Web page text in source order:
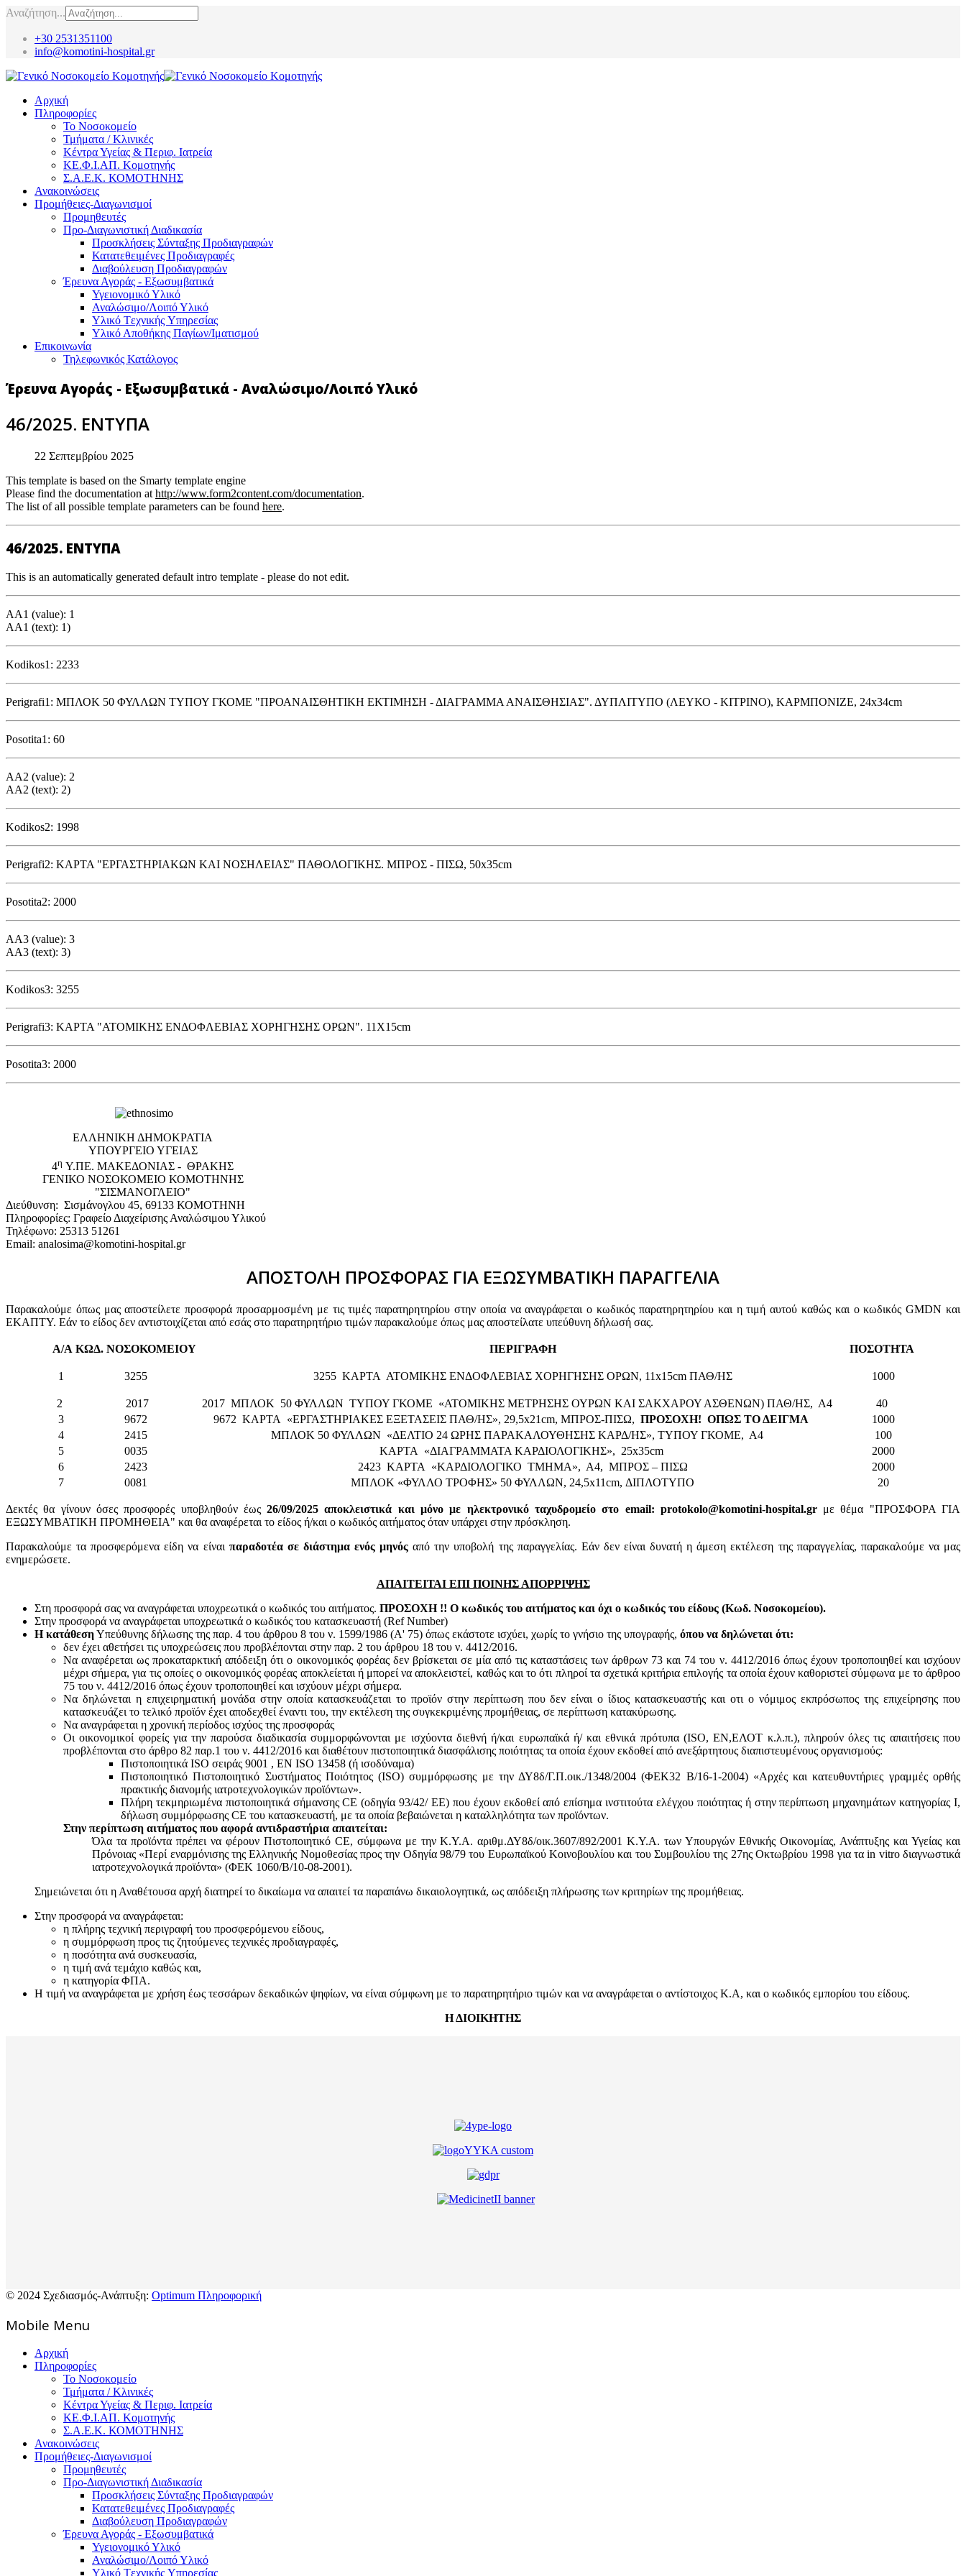
Αναζήτηση...
+30 2531351100
info@komotini-hospital.gr
Αρχική
Πληροφορίες
Το Νοσοκομείο
Τμήματα / Κλινικές
Κέντρα Υγείας & Περιφ. Ιατρεία
ΚΕ.Φ.Ι.ΑΠ. Κομοτηνής
Σ.Α.Ε.Κ. ΚΟΜΟΤΗΝΗΣ
Ανακοινώσεις
Προμήθειες-Διαγωνισμοί
Προμηθευτές
Προ-Διαγωνιστική Διαδικασία
Προσκλήσεις Σύνταξης Προδιαγραφών
Κατατεθειμένες Προδιαγραφές
Διαβούλευση Προδιαγραφών
Έρευνα Αγοράς - Εξωσυμβατικά
Υγειονομικό Υλικό
Αναλώσιμο/Λοιπό Υλικό
Υλικό Tεχνικής Yπηρεσίας
Υλικό Αποθήκης Παγίων/Ιματισμού
Επικοινωνία
Τηλεφωνικός Κατάλογος
Έρευνα Αγοράς - Εξωσυμβατικά - Αναλώσιμο/Λοιπό Υλικό
46/2025. ΕΝΤΥΠΑ
22 Σεπτεμβρίου 2025
This template is based on the Smarty template engine
Please find the documentation at http://www.form2content.com/documentation.
The list of all possible template parameters can be found here.
46/2025. ΕΝΤΥΠΑ
This is an automatically generated default intro template - please do not edit.
AA1 (value): 1
AA1 (text): 1)
Kodikos1: 2233
Perigrafi1: ΜΠΛΟΚ 50 ΦΥΛΛΩΝ ΤΥΠΟΥ ΓΚΟΜΕ "ΠΡΟΑΝΑΙΣΘΗΤΙΚΗ ΕΚΤΙΜΗΣΗ - ΔΙΑΓΡΑΜΜΑ ΑΝΑΙΣΘΗΣΙΑΣ". ΔΥΠΛΙΤΥΠΟ (ΛΕΥΚΟ - ΚΙΤΡΙΝΟ), ΚΑΡΜΠΟΝΙΖΕ, 24x34cm
Posotita1: 60
AA2 (value): 2
AA2 (text): 2)
Kodikos2: 1998
Perigrafi2: ΚΑΡΤΑ "ΕΡΓΑΣΤΗΡΙΑΚΩΝ ΚΑΙ ΝΟΣΗΛΕΙΑΣ" ΠΑΘΟΛΟΓΙΚΗΣ. ΜΠΡΟΣ - ΠΙΣΩ, 50x35cm
Posotita2: 2000
AA3 (value): 3
AA3 (text): 3)
Kodikos3: 3255
Perigrafi3: ΚΑΡΤΑ "ΑΤΟΜΙΚΗΣ ΕΝΔΟΦΛΕΒΙΑΣ ΧΟΡΗΓΗΣΗΣ ΟΡΩΝ". 11X15cm
Posotita3: 2000
EΛΛΗΝΙΚΗ ΔΗΜΟΚΡΑΤΙΑ
ΥΠΟΥΡΓΕΙΟ ΥΓΕΙΑΣ
4η Υ.ΠΕ. ΜΑΚΕΔΟΝΙΑΣ - ΘΡΑΚΗΣ
ΓΕΝΙΚΟ NΟΣΟΚΟΜΕΙΟ ΚΟΜΟΤΗΝΗΣ
"ΣΙΣΜΑΝΟΓΛΕΙΟ"
Διεύθυνση: Σισμάνογλου 45, 69133 ΚΟΜΟΤΗΝΗ
Πληροφορίες: Γραφείο Διαχείρισης Αναλώσιμου Υλικού
Τηλέφωνο: 25313 51261
Email: analosima@komotini-hospital.gr
ΑΠΟΣΤΟΛΗ ΠΡΟΣΦΟΡΑΣ ΓΙΑ ΕΞΩΣΥΜΒΑΤΙΚΗ ΠΑΡΑΓΓΕΛΙΑ
Παρακαλούμε όπως μας αποστείλετε προσφορά προσαρμοσμένη με τις τιμές παρατηρητηρίου στην οποία να αναγράφεται ο κωδικός παρατηρητηρίου και η τιμή αυτού καθώς και ο κωδικός GMDN και
ΕΚΑΠΤΥ. Εάν το είδος δεν αντιστοιχίζεται από εσάς στο παρατηρητήριο τιμών παρακαλούμε όπως μας αποστείλατε υπεύθυνη δήλωσή σας.
Α/Α ΚΩΔ. ΝΟΣΟΚΟΜΕΙΟΥ ΠΕΡΙΓΡΑΦΗ ΠΟΣΟΤΗΤΑ
1 3255 3255 ΚΑΡΤΑ ΑΤΟΜΙΚΗΣ ΕΝΔΟΦΛΕΒΙΑΣ ΧΟΡΗΓΗΣΗΣ ΟΡΩΝ, 11x15cm ΠΑΘ/ΗΣ 1000
2 2017 2017 ΜΠΛΟΚ 50 ΦΥΛΛΩΝ ΤΥΠΟΥ ΓΚΟΜΕ «ΑΤΟΜΙΚΗΣ ΜΕΤΡΗΣΗΣ ΟΥΡΩΝ ΚΑΙ ΣΑΚΧΑΡΟΥ ΑΣΘΕΝΩΝ) ΠΑΘ/ΗΣ, Α4
40
3
9672 9672 ΚΑΡΤΑ «ΕΡΓΑΣΤΗΡΙΑΚΕΣ ΕΞΕΤΑΣΕΙΣ ΠΑΘ/ΗΣ», 29,5x21cm, ΜΠΡΟΣ-ΠΙΣΩ, ΠΡΟΣΟΧΗ! ΟΠΩΣ ΤΟ ΔΕΙΓΜΑ
1000
4
2415 ΜΠΛΟΚ 50 ΦΥΛΛΩΝ «ΔΕΛΤΙΟ 24 ΩΡΗΣ ΠΑΡΑΚΑΛΟΥΘΗΣΗΣ ΚΑΡΔ/ΗΣ», ΤΥΠΟΥ ΓΚΟΜΕ, Α4
100
5
0035 ΚΑΡΤΑ «ΔΙΑΓΡΑΜΜΑΤΑ ΚΑΡΔΙΟΛΟΓΙΚΗΣ», 25x35cm
2000
6
2423 2423 ΚΑΡΤΑ «ΚΑΡΔΙΟΛΟΓΙΚΟ ΤΜΗΜΑ», Α4, ΜΠΡΟΣ – ΠΙΣΩ
2000
7
0081 ΜΠΛΟΚ «ΦΥΛΛΟ ΤΡΟΦΗΣ» 50 ΦΥΛΛΩΝ, 24,5x11cm, ΔΙΠΛΟΤΥΠΟ 20
Δεκτές θα γίνουν όσες προσφορές υποβληθούν έως26/09/2025 αποκλειστικά και μόνο με ηλεκτρονικό ταχυδρομείο στο email: protokolo@komotini-hospital.grμε θέμα "ΠΡΟΣΦΟΡΑ ΓΙΑ
ΕΞΩΣΥΜΒΑΤΙΚΗ ΠΡΟΜΗΘΕΙΑ" και θα αναφέρεται το είδος ή/και ο κωδικός αιτήματος όταν υπάρχει στην πρόσκληση.
Παρακαλούμε τα προσφερόμενα είδη να είναι παραδοτέα σε διάστημα ενός μηνός από την υποβολή της παραγγελίας. Εάν δεν είναι δυνατή η άμεση εκτέλεση της παραγγελίας, παρακαλούμε να μας
ενημερώσετε.
ΑΠΑΙΤΕΙΤΑΙ ΕΠΙ ΠΟΙΝΗΣ ΑΠΟΡΡΙΨΗΣ
Στη προσφορά σας να αναγράφεται υποχρεωτικά ο κωδικός του αιτήματος. ΠΡΟΣΟΧΗ !! Ο κωδικός του αιτήματος και όχι ο κωδικός του είδους (Κωδ. Νοσοκομείου).
Στην προσφορά να αναγράφεται υποχρεωτικά ο κωδικός του κατασκευαστή (Ref Number)
Η κατάθεσηΥπεύθυνης δήλωσης της παρ. 4 του άρθρου 8 του ν. 1599/1986 (Α' 75) όπως εκάστοτε ισχύει, χωρίς το γνήσιο της υπογραφής, όπου να δηλώνεται ότι:
δεν έχει αθετήσει τις υποχρεώσεις που προβλέπονται στην παρ. 2 του άρθρου 18 του ν. 4412/2016.
Να αναφέρεται ως προκαταρκτική απόδειξη ότι ο οικονομικός φορέας δεν βρίσκεται σε μία από τις καταστάσεις των άρθρων 73 και 74 του ν. 4412/2016 όπως έχουν τροποποιηθεί και ισχύουν
μέχρι σήμερα, για τις οποίες ο οικονομικός φορέας αποκλείεται ή μπορεί να αποκλειστεί, καθώς και το ότι πληροί τα σχετικά κριτήρια επιλογής τα οποία έχουν καθοριστεί σύμφωνα με τo άρθροo
75 του ν. 4412/2016 όπως έχουν τροποποιηθεί και ισχύουν μέχρι σήμερα.
Να δηλώνεται η επιχειρηματική μονάδα στην οποία κατασκευάζεται το προϊόν στην περίπτωση που δεν είναι ο ίδιος κατασκευαστής και oτι ο νόμιμος εκπρόσωπος της επιχείρησης που
κατασκευάζει το τελικό προϊόν έχει αποδεχθεί έναντι του, την εκτέλεση της συγκεκριμένης προμήθειας, σε περίπτωση κατακύρωσης.
Να αναγράφεται η χρονική περίοδος ισχύος της προσφοράς
Οι οικονομικοί φορείς για την παρούσα διαδικασία συμμορφώνονται με ισχύοντα διεθνή ή/και ευρωπαϊκά ή/ και εθνικά πρότυπα (ISO, ΕΝ,ΕΛΟΤ κ.λ.π.), πληρούν όλες τις απαιτήσεις που
προβλέπονται στο άρθρο 82 παρ.1 του ν. 4412/2016 και διαθέτουν πιστοποιητικά διασφάλισης ποιότητας τα οποία έχουν εκδοθεί από ανεξάρτητους διαπιστευμένους οργανισμούς:
Πιστοποιητικά ISO σειράς 9001 , ΕΝ ISO 13458 (ή ισοδύναμα)
Πιστοποιητικό Πιστοποιητικό Συστήματος Ποιότητος (ISO) συμμόρφωσης με την ΔΥ8δ/Γ.Π.οικ./1348/2004 (ΦΕΚ32 Β/16-1-2004) «Αρχές και κατευθυντήριες γραμμές ορθής
πρακτικής διανομής ιατροτεχνολογικών προϊόντων».
Πλήρη τεκμηριωμένα πιστοποιητικά σήμανσης CE (οδηγία 93/42/ ΕΕ) που έχουν εκδοθεί από επίσημα ινστιτούτα ελέγχου ποιότητας ή στην περίπτωση μηχανημάτων κατηγορίας Ι,
δήλωση συμμόρφωσης CE του κατασκευαστή, με τα οποία βεβαιώνεται η καταλληλότητα των προϊόντων.
Στην περίπτωση αιτήματος που αφορά αντιδραστήρια απαιτείται:
Όλα τα προϊόντα πρέπει να φέρουν Πιστοποιητικό CE, σύμφωνα με την Κ.Υ.Α. αριθμ.ΔΥ8δ/οικ.3607/892/2001 Κ.Υ.Α. των Υπουργών Εθνικής Οικονομίας, Ανάπτυξης και Υγείας και
Πρόνοιας «Περί εναρμόνισης της Ελληνικής Νομοθεσίας προς την Οδηγία 98/79 του Ευρωπαϊκού Κοινοβουλίου και του Συμβουλίου της 27ης Οκτωβρίου 1998 για τα in vitro διαγνωστικά
ιατροτεχνολογικά προϊόντα» (ΦΕΚ 1060/Β/10-08-2001).
Σημειώνεται ότι η Αναθέτουσα αρχή διατηρεί το δικαίωμα να απαιτεί τα παραπάνω δικαιολογητικά, ως απόδειξη πλήρωσης των κριτηρίων της προμήθειας.
Στην προσφορά να αναγράφεται:
η πλήρης τεχνική περιγραφή του προσφερόμενου είδους,
η συμμόρφωση προς τις ζητούμενες τεχνικές προδιαγραφές,
η ποσότητα ανά συσκευασία,
η τιμή ανά τεμάχιο καθώς και,
η κατηγορία ΦΠΑ.
Η τιμή να αναγράφεται με χρήση έως τεσσάρων δεκαδικών ψηφίων, να είναι σύμφωνη με το παρατηρητήριο τιμών και να αναγράφεται ο αντίστοιχος Κ.Α, και ο κωδικός εμπορίου του είδους.
Η ΔΙΟΙΚΗΤΗΣ
© 2024 Σχεδιασμός-Ανάπτυξη: Optimum Πληροφορική
Mοbile Menu
Αρχική
Πληροφορίες
Το Νοσοκομείο
Τμήματα / Κλινικές
Κέντρα Υγείας & Περιφ. Ιατρεία
ΚΕ.Φ.Ι.ΑΠ. Κομοτηνής
Σ.Α.Ε.Κ. ΚΟΜΟΤΗΝΗΣ
Ανακοινώσεις
Προμήθειες-Διαγωνισμοί
Προμηθευτές
Προ-Διαγωνιστική Διαδικασία
Προσκλήσεις Σύνταξης Προδιαγραφών
Κατατεθειμένες Προδιαγραφές
Διαβούλευση Προδιαγραφών
Έρευνα Αγοράς - Εξωσυμβατικά
Υγειονομικό Υλικό
Αναλώσιμο/Λοιπό Υλικό
Υλικό Tεχνικής Yπηρεσίας